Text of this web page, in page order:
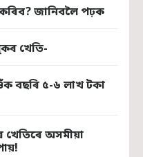
জানিবলৈ পঢ়ক
খেতি-
বছৰি ৫-৬ লাখ টকা
অসমীয়া